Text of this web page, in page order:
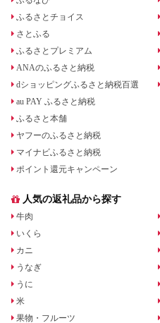
ふるさとチョイス
さとふる
ふるさとプレミアム
ANAのふるさと納税
dショッピングふるさと納税百選
au PAY ふるさと納税
ふるさと本舗
ヤフーのふるさと納税
マイナビふるさと納税
ポイント還元キャンペーン
人気の返礼品から探す
牛肉
いくら
カニ
うなぎ
うに
米
果物・フルーツ